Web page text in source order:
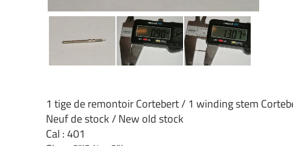
1 tige de remontoir Cortebert / 1 winding stem
Neuf de stock / New old stock
Cal : 401